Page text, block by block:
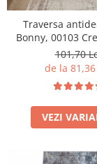
Traversa
Bonny, 00103
mm
101,70
de la
VEZI